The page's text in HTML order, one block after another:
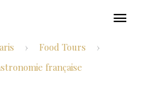
› Food Tours ›
française